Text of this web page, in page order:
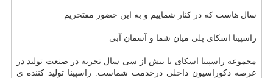
سال هاست که در کنار شماییم و به این حضور مفتخریم
راسپینا اسکای پلی میان شما و آسمان آبی
مجموعه راسپینا اسکای با بیش از سی سال تجربه در صنعت تولید در
عرصه دکوراسیون داخلی درخدمت شماست. راسپینا تولید کننده ی